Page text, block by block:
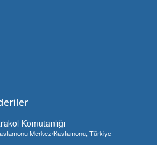
Komutanlığı
Merkez/Kastamonu, Türkiye